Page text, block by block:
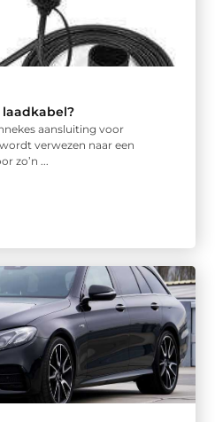
aansluiting voor
verwezen naar een
zo’n ...